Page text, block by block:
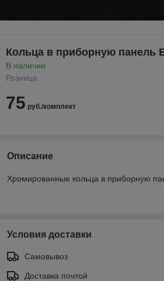
Кольца в приборную панель
В наличии
Розница
75 руб./комплект
Описание
Хромированные кольца в приборную
Условия доставки
Самовывоз
Доставка почтой